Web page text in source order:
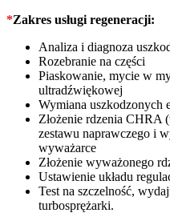
*Zakres usługi regeneracji:
Analiza i diagnoza
Rozebranie na części
Piaskowanie, mycie w
ultradźwiękowej
Wymiana uszkodzonych
Złożenie rdzenia CHRA
zestawu naprawczego i
wyważarce
Złożenie wyważonego
Ustawienie układu
Test na szczelność,
turbosprężarki.